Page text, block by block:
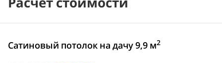
Сатиновый потолок на дачу 9,9 м2